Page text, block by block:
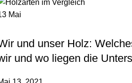
Mai
und unser Holz:
und wo liegen die